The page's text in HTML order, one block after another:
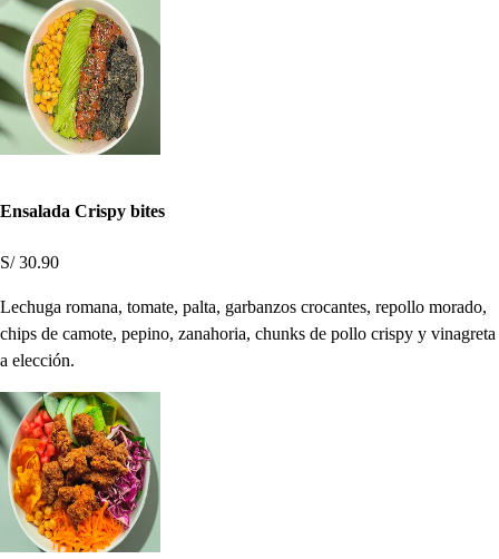
Ensalada Crispy bites
S/ 30.90
Lechuga romana, tomate, palta, garbanzos crocantes, repollo morado,
chips de camote, pepino, zanahoria, chunks de pollo crispy y vinagreta
a elección.